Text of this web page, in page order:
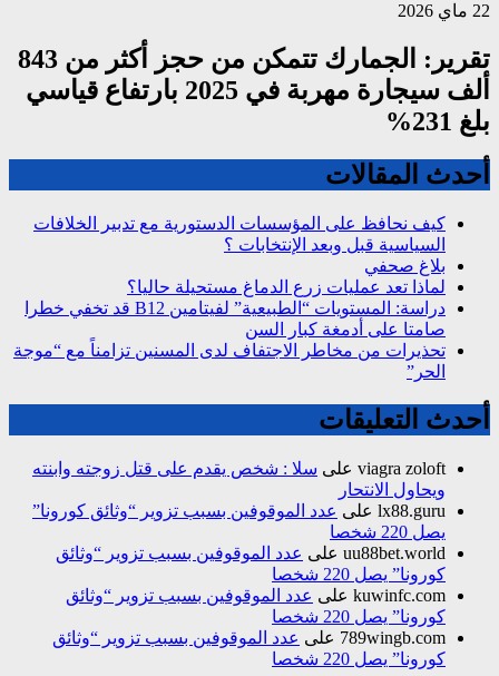
22 ماي 2026
تقرير: الجمارك تتمكن من حجز أكثر من 843
ألف سيجارة مهربة في 2025 بارتفاع قياسي
بلغ 231%
أحدث المقالات
كيف نحافظ على المؤسسات الدستورية مع تدبير الخلافات
السياسية قبل وبعد الإنتخابات ؟
بلاغ صحفي
لماذا تعد عمليات زرع الدماغ مستحيلة حاليا؟
دراسة: المستويات “الطبيعية” لفيتامين B12 قد تخفي خطرا
صامتا على أدمغة كبار السن
تحذيرات من مخاطر الاجتفاف لدى المسنين تزامناً مع “موجة
الحر”
أحدث التعليقات
viagra zoloft على سلا : شخص يقدم على قتل زوجته وابنته
ويحاول الانتحار
lx88.guru على عدد الموقوفين بسبب تزوير “وثائق كورونا”
يصل 220 شخصا
uu88bet.world على عدد الموقوفين بسبب تزوير “وثائق
كورونا” يصل 220 شخصا
kuwinfc.com على عدد الموقوفين بسبب تزوير “وثائق
كورونا” يصل 220 شخصا
789wingb.com على عدد الموقوفين بسبب تزوير “وثائق
كورونا” يصل 220 شخصا